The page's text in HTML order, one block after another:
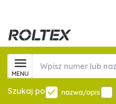
MENU
Szukaj po nazwa/opis